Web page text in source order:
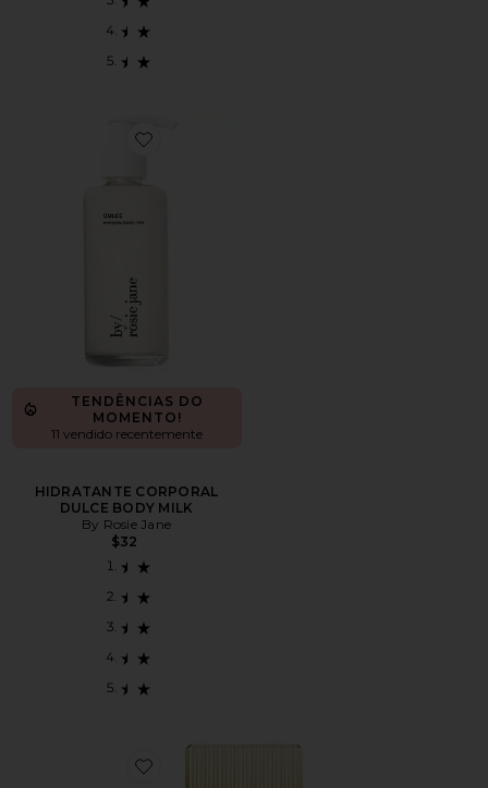
Favorite HIDRATANTE CORPORAL DULCE BODY
TENDÊNCIAS DO
MOMENTO!
11 vendido recentemente
HIDRATANTE CORPORAL
DULCE BODY MILK
By Rosie Jane
$32
Favorite PROTETOR SOLAR COM ÓLEO